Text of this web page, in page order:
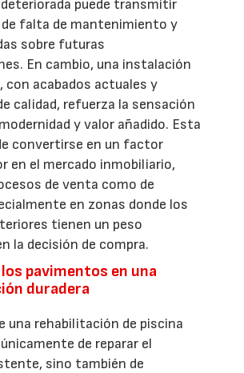
puede transmitir
de falta de mantenimiento y
sobre futuras
En cambio, una instalación
con acabados actuales y
calidad, refuerza la sensación
y valor añadido. Esta
convertirse en un factor
en el mercado inmobiliario,
de venta como de
en zonas donde los
tienen un peso
la decisión de compra.
los pavimentos en una
duradera
una rehabilitación de piscina
de reparar el
sino también de